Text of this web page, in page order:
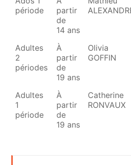
période
partir
de
14 ans
Adultes
2
périodes
À
partir
de
19 ans
Olivia
GOFFIN
Adultes
1
période
À
partir
de
19 ans
Catherine
RONVAUX